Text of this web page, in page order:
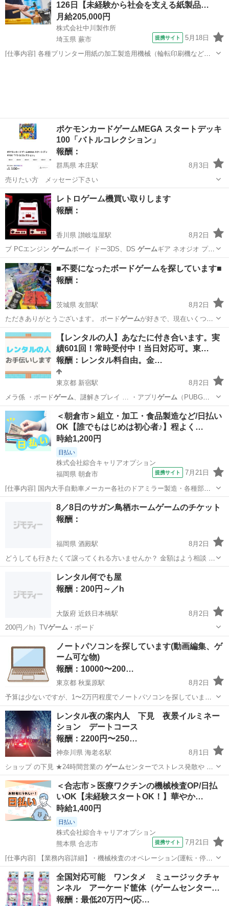
126日【未経験から社会を支える紙製品…
月給205,000円
株式会社中川製作所
埼玉県 蕨市
提携サイト 5月18日
[仕事内容] 各種プリンター用紙の加工製造用機械（輪転印刷機など）
ポケモンカードゲームMEGA スタートデッキ
100「バトルコレクション」
報酬：
群馬県 本庄駅
8月3日
売りたい方 メッセージ下さい
群馬 伊勢崎市 本庄駅 買いたい/ください
レトロゲーム機買い取りします
報酬：
香川県 讃岐塩屋駅
8月2日
ブ PCエンジン ゲーム ボーイ ドー3DS、DS ゲームギア ネオジオ プ…
上記以外の本体、ゲームソフト、周辺機器等…
香川 丸亀市 讃岐塩屋駅 買いたい/ください
レトロゲーム
■不要になったボードゲームを探しています■
報酬：
茨城県 友部駅
8月2日
ただきありがとうございます。 ボードゲームが好きで、現在いくつか
探しています。 …
茨城 笠間市 友部駅 買いたい/ください
【レンタルの人】あなたに付き合います。実
績601回！常時受付中！当日対応可。東…
報酬：レンタル料自由。金…
東京都 新宿駅
8月2日
メラ係 ・ボードゲーム 、謎解きプレイ … ・アプリ ゲーム （PUBGモ
バイル… 【協力できるアプリゲーム】 ポケモンGO…
東京 新宿区 新宿駅 手伝いたい/助けたい 場所
＜朝倉市＞組立・加工・食品製造など/日払い
OK【誰でもはじめは初心者♪】程よく…
時給1,200円
日払い
株式会社綜合キャリアオプション
福岡県 朝倉市
提携サイト 7月21日
[仕事内容] 国内大手自動車メーカー各社のドアミラー製造・各種部品
の組付作業・全自動機、 半自動機導入・部品運搬等その他付随業務有
男女ともに活躍できる職場です。 工場内は空調設備も完備未経験から
スタートしている方多数研修体制...
工場
8／8日のサガン鳥栖ホームゲームのチケット
報酬：
福岡県 酒殿駅
8月2日
どうしても行きたくて譲ってくれる方いませんか？ 金額はよう相談 福
岡インター付近に住んでいます。 平日夜に受け取りに行きます
酒殿駅 買いたい/ください
レンタル何でも屋
報酬：200円～／h
大阪府 近鉄日本橋駅
8月2日
200円／h）TVゲーム・ボード
近鉄日本橋駅 手伝いたい/助けたい 手伝い
ノートパソコンを探しています(動画編集、ゲ
ーム可な物)
報酬：10000〜200…
東京都 秋葉原駅
8月2日
予算は少ないですが、1〜2万円程度でノートパソコンを探していま
す！ 都内近郊や埼玉、千葉あたりでしたら直接引き取りできますが、
遠方の場合は郵送をお願いする場合がございますm(_ _)m 動画編集や
ゲーミングが可能でしたら...
東京 千代田区 秋葉原駅 買いたい/ください
レンタル夜の案内人 下見 夜景イルミネー
ション デートコース
報酬：2200円〜250…
神奈川県 海老名駅
8月1日
ショップ の下見 ★24時間営業の ゲームセンターでストレス発散や ガ
チャガチャ…
神奈川 海老名市 海老名駅 手伝いたい/助けたい
イルミネーション
＜合志市＞医療ワクチンの機械検査OP/日払
いOK【未経験スタートOK！】華やか…
時給1,400円
日払い
株式会社綜合キャリアオプション
熊本県 合志市
提携サイト 7月21日
[仕事内容] 【業務内容詳細】・機械検査のオペレーション(運転・停止
操作)・バイアルの投入作業、 整列作業・不良品の確認作業【取扱製品
情報】医療用ワクチン 。＋お仕事探しはコンシェルスタッフにおまか
せ＋。 あなたのお仕事...
熊本 合志市 工場
全国対応可能 ワンタメ ミュージックチャ
ンネル アーケード筐体（ゲームセンター…
報酬：最低20万円〜(応…